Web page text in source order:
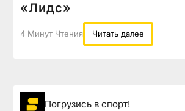
«Лидс»
4 Минут Чтения Читать далее
Погрузиcь в спорт!